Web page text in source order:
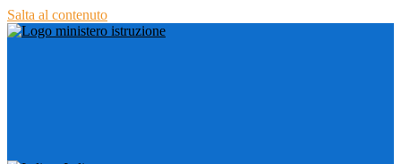
Salta al contenuto